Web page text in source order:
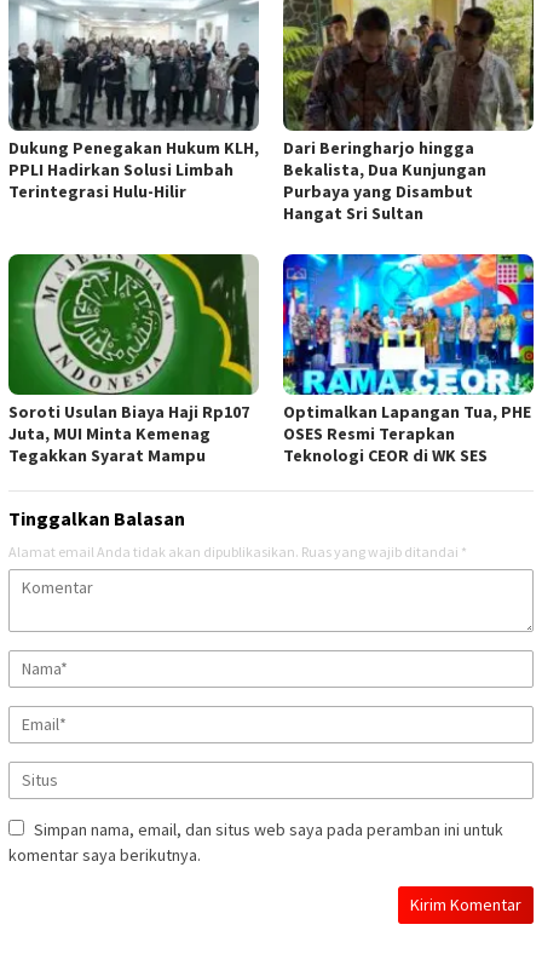
Dukung Penegakan Hukum KLH,
PPLI Hadirkan Solusi Limbah
Terintegrasi Hulu-Hilir
Dari Beringharjo hingga
Bekalista, Dua Kunjungan
Purbaya yang Disambut
Hangat Sri Sultan
Soroti Usulan Biaya Haji Rp107
Juta, MUI Minta Kemenag
Tegakkan Syarat Mampu
Optimalkan Lapangan Tua, PHE
OSES Resmi Terapkan
Teknologi CEOR di WK SES
Tinggalkan Balasan
Alamat email Anda tidak akan dipublikasikan. Ruas yang wajib ditandai *
Simpan nama, email, dan situs web saya pada peramban ini untuk
komentar saya berikutnya.